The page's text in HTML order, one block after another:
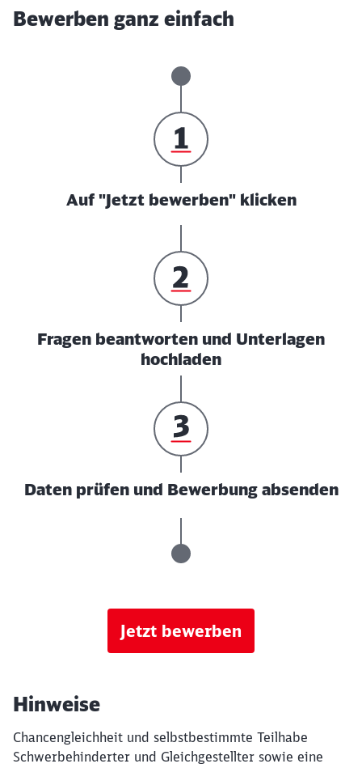
Bewerben ganz einfach
Auf "Jetzt bewerben" klicken
Fragen beantworten und Unterlagen
hochladen
Daten prüfen und Bewerbung absenden
Jetzt bewerben
Hinweise
Chancengleichheit und selbstbestimmte Teilhabe
Schwerbehinderter und Gleichgestellter sowie eine